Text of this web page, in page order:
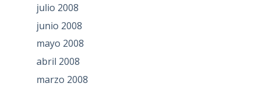
julio 2008
junio 2008
mayo 2008
abril 2008
marzo 2008